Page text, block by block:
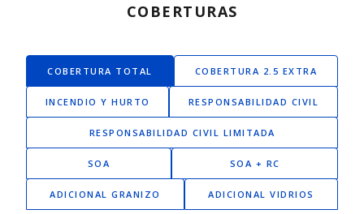
COBERTURAS
COBERTURA TOTAL COBERTURA 2.5 EXTRA
INCENDIO Y HURTO RESPONSABILIDAD CIVIL
RESPONSABILIDAD CIVIL LIMITADA
SOA SOA + RC
ADICIONAL GRANIZO ADICIONAL VIDRIOS